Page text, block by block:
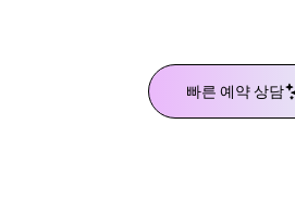
빠른 예약 상담